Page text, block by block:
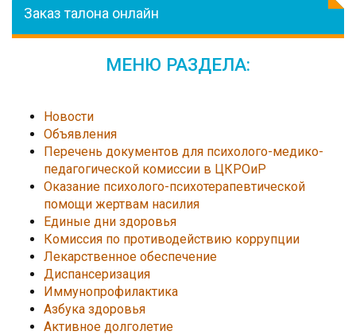
Заказ талона онлайн
МЕНЮ РАЗДЕЛА:
Новости
Объявления
Перечень документов для психолого-медико-
педагогической комиссии в ЦКРОиР
Оказание психолого-психотерапевтической
помощи жертвам насилия
Единые дни здоровья
Комиссия по противодействию коррупции
Лекарственное обеспечение
Диспансеризация
Иммунопрофилактика
Азбука здоровья
Активное долголетие